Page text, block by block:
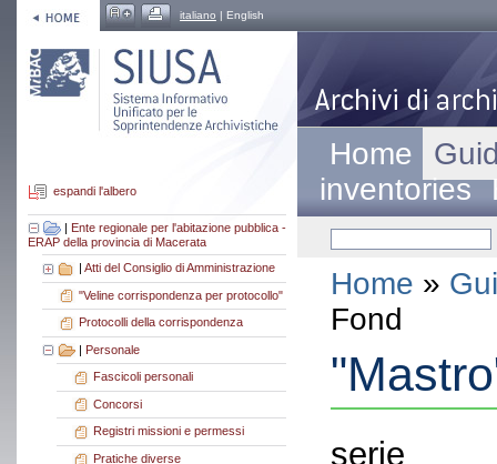
italiano | English
espandi l'albero
| Ente regionale per l'abitazione pubblica -
ERAP della provincia di Macerata
| Atti del Consiglio di Amministrazione
"Veline corrispondenza per protocollo"
Protocolli della corrispondenza
| Personale
Fascicoli personali
Concorsi
Registri missioni e permessi
Pratiche diverse
Home
inventories
Home »
Fond
serie